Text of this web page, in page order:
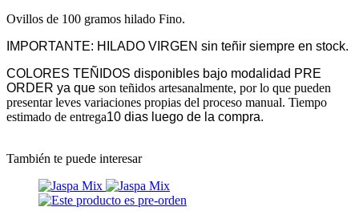
Ovillos de 100 gramos hilado Fino.
IMPORTANTE: HILADO VIRGEN sin teñir siempre en stock.
COLORES TEÑIDOS disponibles bajo modalidad PRE
ORDER ya que son teñidos artesanalmente, por lo que pueden
presentar leves variaciones propias del proceso manual. Tiempo
estimado de entrega10 dias luego de la compra.
También te puede interesar